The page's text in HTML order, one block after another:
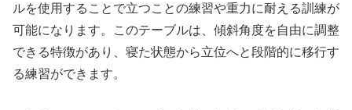
ルを使用することで立つことの練習や重力に耐える訓練が
可能になります。このテーブルは、傾斜角度を自由に調整
できる特徴があり、寝た状態から立位へと段階的に移行す
る練習ができます。